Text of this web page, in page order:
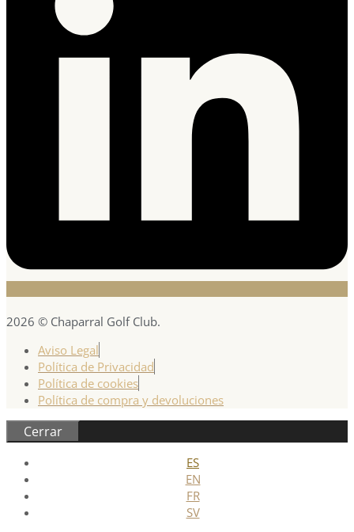
2026 © Chaparral Golf Club.
Aviso Legal
Política de Privacidad
Política de cookies
Política de compra y devoluciones
Cerrar
ES
EN
FR
SV